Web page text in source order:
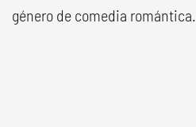
género de comedia romántica.